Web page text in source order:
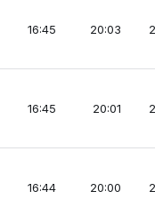
16:45 20:03
16:45 20:01
16:44 20:00